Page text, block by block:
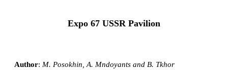
Expo 67 USSR Pavilion
Author: M. Posokhin, A. Mndoyants and B. Tkhor